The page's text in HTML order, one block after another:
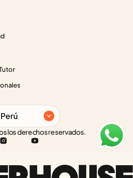
Language
Perú
los derechos reservados.